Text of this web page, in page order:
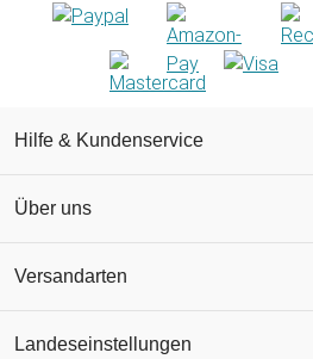
Hilfe & Kundenservice
Über uns
Versandarten
Landeseinstellungen